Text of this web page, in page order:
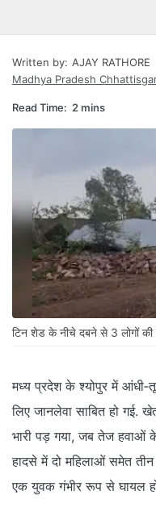
Written by: AJAY RATHORE
Madhya Pradesh
Read Time: 2 mins
टिन शेड के नीचे दबने से 3 लोगों की
मध्य प्रदेश के श्योपुर में
लिए जानलेवा साबित हो गई.
भारी पड़ गया, जब तेज हवाओं
हादसे में दो महिलाओं समेत तीन
एक युवक गंभीर रूप से घायल